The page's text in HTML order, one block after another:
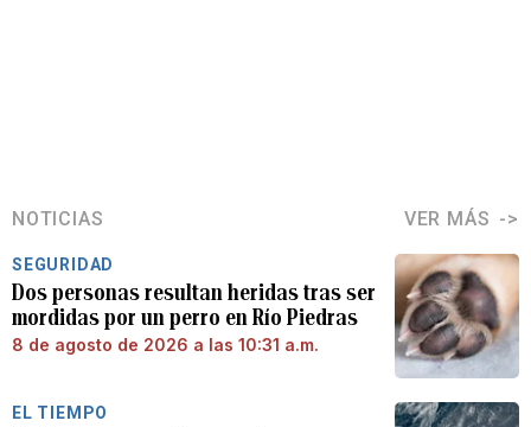
NOTICIAS VER MÁS
SEGURIDAD
Dos personas resultan heridas tras ser
mordidas por un perro en Río Piedras
8 de agosto de 2026 a las 10:31 a.m.
EL TIEMPO